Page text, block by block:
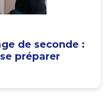
de seconde :
préparer